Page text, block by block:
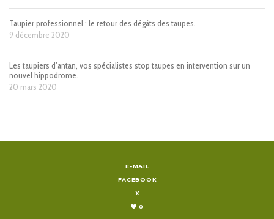
Taupier professionnel : le retour des dégâts des taupes.
9 décembre 2020
Les taupiers d’antan, vos spécialistes stop taupes en intervention sur un
nouvel hippodrome.
20 mars 2020
E-MAIL
FACEBOOK
X
0